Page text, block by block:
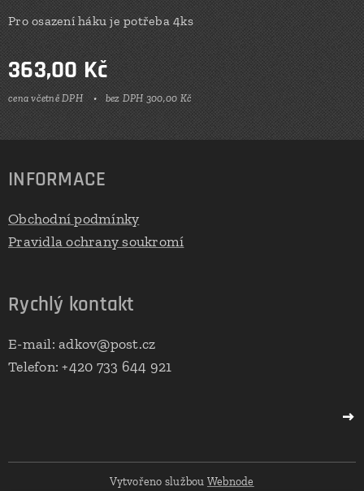
Pro osazení háku je potřeba 4ks
363,00 Kč
cena včetně DPH bez DPH 300,00 Kč
INFORMACE
Obchodní podmínky
Pravidla ochrany soukromí
Rychlý kontakt
E-mail: adkov@post.cz
Telefon: +420 733 644 921
Vytvořeno službou Webnode